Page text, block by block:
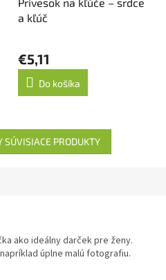
a kľúč
€5,11
Do košíka
SÚVISIACE PRODUKTY
ako ideálny darček pre ženy.
úplne malú fotografiu.